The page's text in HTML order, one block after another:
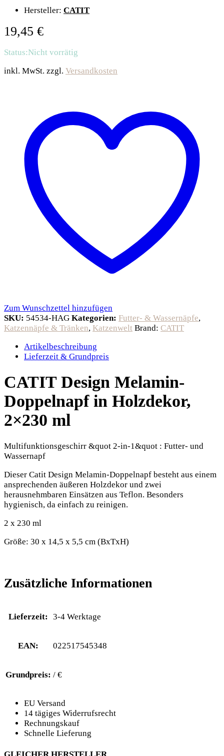
Hersteller: CATIT
19,45 €
Status:Nicht vorrätig
inkl. MwSt. zzgl. Versandkosten
Zum Wunschzettel hinzufügen
SKU: 54534-HAG Kategorien: Futter- & Wassernäpfe,
Katzennäpfe & Tränken, Katzenwelt Brand: CATIT
Artikelbeschreibung
Lieferzeit & Grundpreis
CATIT Design Melamin-
Doppelnapf in Holzdekor,
2×230 ml
Multifunktionsgeschirr &quot 2-in-1&quot : Futter- und
Wassernapf
Dieser Catit Design Melamin-Doppelnapf besteht aus einem
ansprechenden äußeren Holzdekor und zwei
herausnehmbaren Einsätzen aus Teflon. Besonders
hygienisch, da einfach zu reinigen.
2 x 230 ml
Größe: 30 x 14,5 x 5,5 cm (BxTxH)
Zusätzliche Informationen
Lieferzeit: 3-4 Werktage
EAN: 022517545348
Grundpreis: / €
EU Versand
14 tägiges Widerrufsrecht
Rechnungskauf
Schnelle Lieferung